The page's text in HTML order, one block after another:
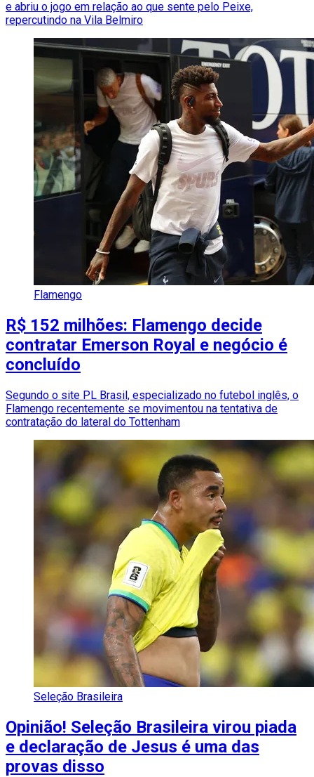
e abriu o jogo em relação ao que sente pelo Peixe,
repercutindo na Vila Belmiro
Flamengo
R$ 152 milhões: Flamengo decide
contratar Emerson Royal e negócio é
concluído
Segundo o site PL Brasil, especializado no futebol inglês, o
Flamengo recentemente se movimentou na tentativa de
contratação do lateral do Tottenham
Seleção Brasileira
Opinião! Seleção Brasileira virou piada
e declaração de Jesus é uma das
provas disso